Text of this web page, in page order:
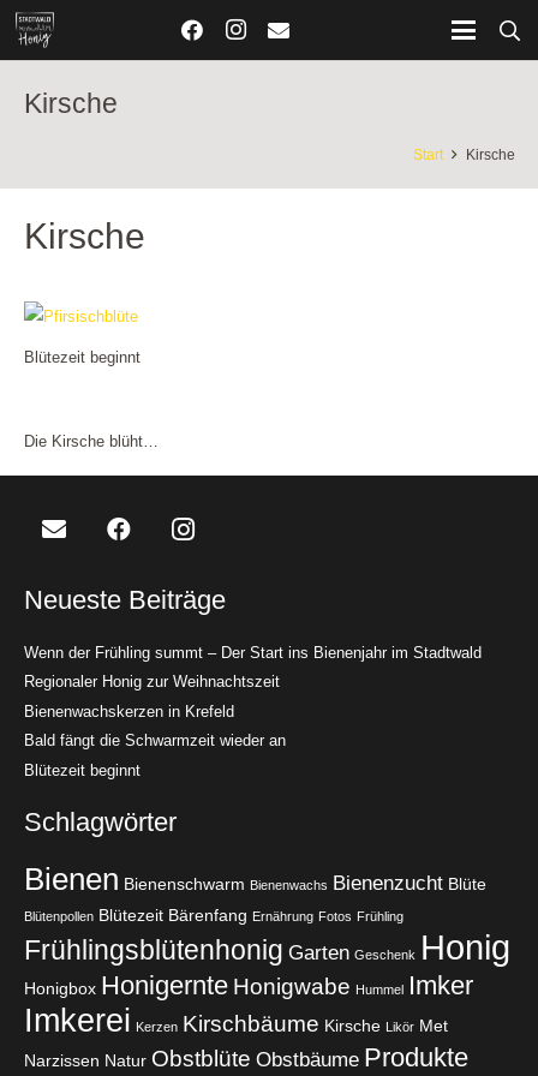
Kirsche
Start Kirsche
Kirsche
Blütezeit beginnt
Die Kirsche blüht…
Neueste Beiträge
Wenn der Frühling summt – Der Start ins Bienenjahr im Stadtwald
Regionaler Honig zur Weihnachtszeit
Bienenwachskerzen in Krefeld
Bald fängt die Schwarmzeit wieder an
Blütezeit beginnt
Schlagwörter
Bienen Bienenschwarm Bienenwachs Bienenzucht Blüte
Blütenpollen Blütezeit Bärenfang Ernährung Fotos Frühling
Frühlingsblütenhonig Garten Geschenk Honig
Honigbox Honigernte Honigwabe Hummel Imker
Imkerei Kerzen Kirschbäume Kirsche Likör Met
Narzissen Natur Obstblüte Obstbäume Produkte